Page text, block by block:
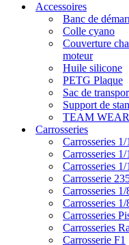
Accessoires
Banc de
Colle cyano
Couverture
moteur
Huile silicone
PETG Plaque
Sac de
Support de
TEAM WEAR
Carrosseries
Carrosseries
Carrosseries
Carrosseries
Carrosserie
Carrosseries
Carrosseries
Carrosseries
Carrosseries
Carrosserie F1